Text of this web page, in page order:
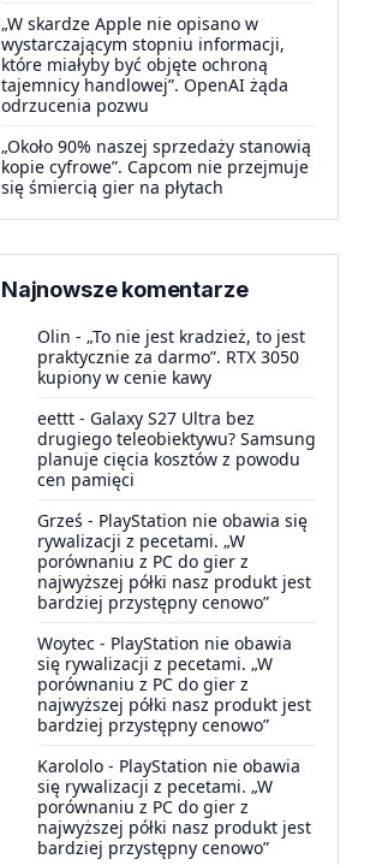
„W skardze Apple nie opisano w
wystarczającym stopniu informacji,
które miałyby być objęte ochroną
tajemnicy handlowej”. OpenAI żąda
odrzucenia pozwu
„Około 90% naszej sprzedaży stanowią
kopie cyfrowe”. Capcom nie przejmuje
się śmiercią gier na płytach
Najnowsze komentarze
Olin - „To nie jest kradzież, to jest
praktycznie za darmo”. RTX 3050
kupiony w cenie kawy
eettt - Galaxy S27 Ultra bez
drugiego teleobiektywu? Samsung
planuje cięcia kosztów z powodu
cen pamięci
Grześ - PlayStation nie obawia się
rywalizacji z pecetami. „W
porównaniu z PC do gier z
najwyższej półki nasz produkt jest
bardziej przystępny cenowo”
Woytec - PlayStation nie obawia
się rywalizacji z pecetami. „W
porównaniu z PC do gier z
najwyższej półki nasz produkt jest
bardziej przystępny cenowo”
Karololo - PlayStation nie obawia
się rywalizacji z pecetami. „W
porównaniu z PC do gier z
najwyższej półki nasz produkt jest
bardziej przystępny cenowo”